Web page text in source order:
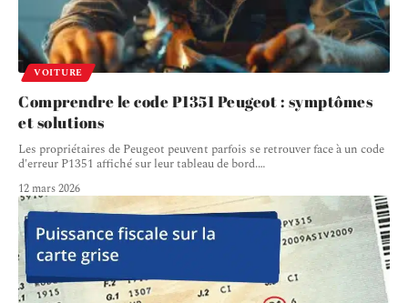
VOITURE
Comprendre le code P1351 Peugeot : symptômes
et solutions
Les propriétaires de Peugeot peuvent parfois se retrouver face à un code
d'erreur P1351 affiché sur leur tableau de bord.…
12 mars 2026